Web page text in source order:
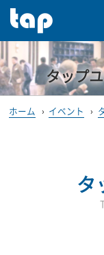
タップ
ホーム › イベント ›
タ